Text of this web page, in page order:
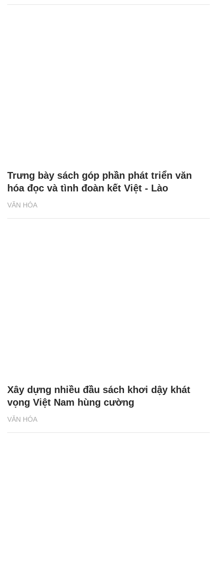
VĂN HÓA
Trưng bày sách góp phần phát triển văn
hóa đọc và tình đoàn kết Việt - Lào
VĂN HÓA
Xây dựng nhiều đầu sách khơi dậy khát
vọng Việt Nam hùng cường